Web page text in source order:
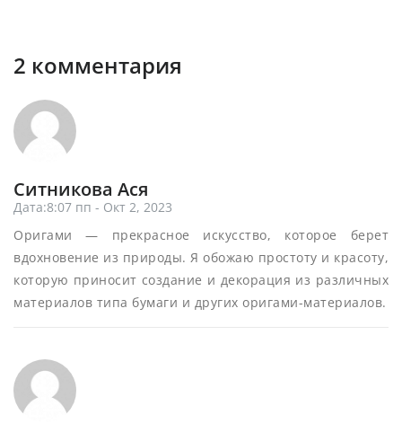
2 комментария
Ситникова Ася
Дата:8:07 пп - Окт 2, 2023
Оригами — прекрасное искусство, которое берет
вдохновение из природы. Я обожаю простоту и красоту,
которую приносит создание и декорация из различных
материалов типа бумаги и других оригами-материалов.